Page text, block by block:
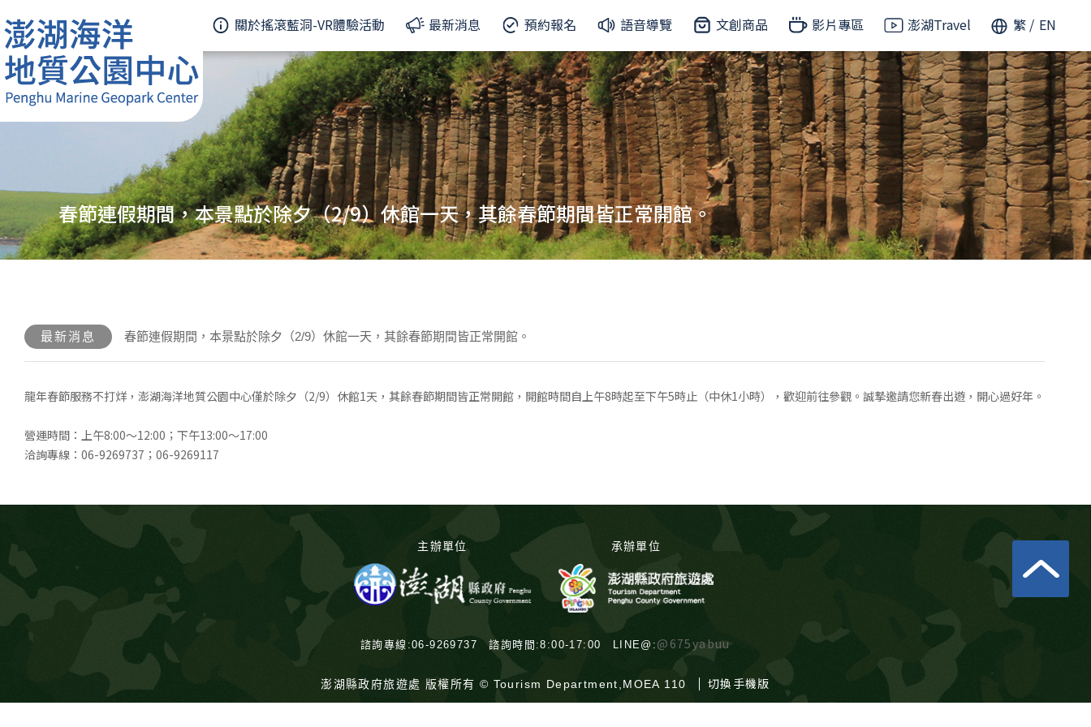
關於搖滾藍洞-VR體驗活動 最新消息 預約報名 語音導覽 文創商品 影片專區 澎湖Travel 繁 EN
春節連假期間，本景點於除夕（2/9）休館一天，其餘春節期間皆正常開館。
最新消息 春節連假期間，本景點於除夕（2/9）休館一天，其餘春節期間皆正常開館。
龍年春節服務不打烊，澎湖海洋地質公園中心僅於除夕（2/9）休館1天，其餘春節期間皆正常開館，開館時間自上午8時起至下午5時止（中休1小時），歡迎前往參觀。誠摯邀請您新春出遊，開心過好年。
營運時間：上午8:00～12:00；下午13:00～17:00
洽詢專線：06-9269737；06-9269117
主辦單位 承辦單位
諮詢專線:06-9269737 諮詢時間:8:00-17:00 LINE@: @675yabuu
澎湖縣政府旅遊處 版權所有 © Tourism Department,MOEA 110 切換手機版